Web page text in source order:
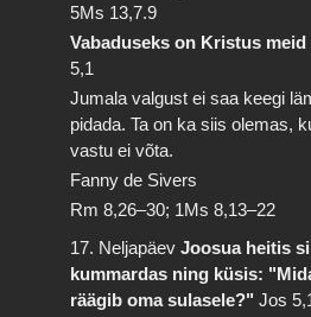
5Ms 13,7.9
Vabaduseks on Kristus
5,1
Jumala valgust ei saa keegi
pidada. Ta on ka siis olemas,
vastu ei võta.
Fanny de Sivers
Rm 8,26–30; 1Ms 8,13–22
17. NeljapäevJoosua heitis
kummardas ning küsis:
räägib oma sulasele?"Jos